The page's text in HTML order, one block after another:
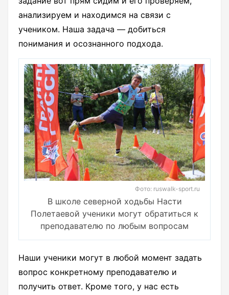
анализируем и находимся на связи с
учеником. Наша задача — добиться
понимания и осознанного подхода.
Фото: ruswalk-sport.ru
В школе северной ходьбы Насти
Полетаевой ученики могут обратиться к
преподавателю по любым вопросам
Наши ученики могут в любой момент задать
вопрос конкретному преподавателю и
получить ответ. Кроме того, у нас есть